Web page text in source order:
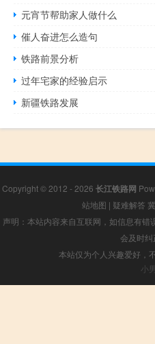
元宵节帮助家人做什么
催人奋进怎么造句
铁路前景分析
过年宅家的经验启示
新疆铁路发展
Copyright © 2012 - 2026 长江铁路网
站地图 | 疑难解答
声明：本站内容来自互联网，如信息有
会及时
本站仅为个人兴趣爱好，
小